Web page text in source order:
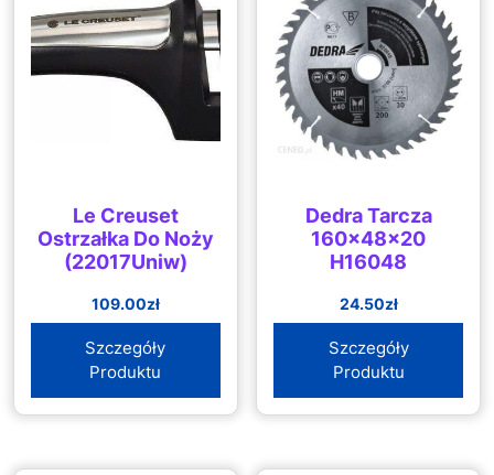
Le Creuset
Ostrzałka Do Noży
(22017Uniw)
109.00zł
Szczegóły
Produktu
Dedra Tarcza
160x48x20
H16048
24.50zł
Szczegóły
Produktu